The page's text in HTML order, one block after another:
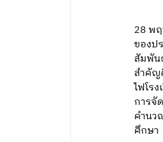
28 พ
ของป
สัมพัน
สำคัญ
ไฟโร
การจั
คำนว
ศึกษา